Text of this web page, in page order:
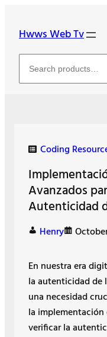
content
Hwws Web Tv
Coding
Avanzados
Autenticidad
Henry
En nuestra era
la autenticidad de
una necesidad
la implementación
verificar la